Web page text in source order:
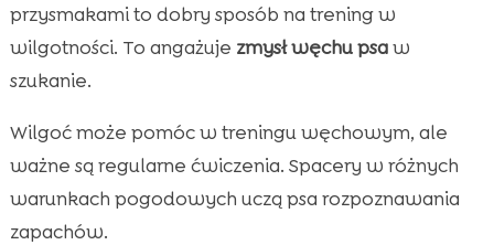
przysmakami to dobry sposób na trening w
wilgotności. To angażuje zmysł węchu psaw
szukanie.
Wilgoć może pomóc w treningu węchowym, ale
ważne są regularne ćwiczenia. Spacery w różnych
warunkach pogodowych uczą psa rozpoznawania
zapachów.